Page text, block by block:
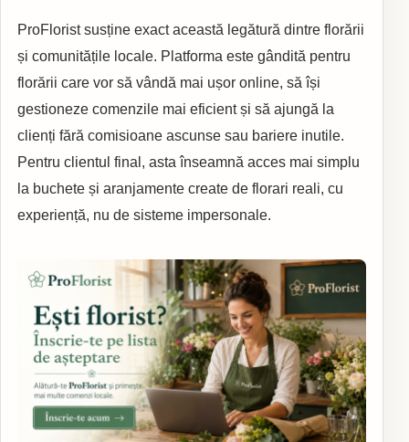
ProFlorist susține exact această legătură dintre florării
și comunitățile locale. Platforma este gândită pentru
florării care vor să vândă mai ușor online, să își
gestioneze comenzile mai eficient și să ajungă la
clienți fără comisioane ascunse sau bariere inutile.
Pentru clientul final, asta înseamnă acces mai simplu
la buchete și aranjamente create de florari reali, cu
experiență, nu de sisteme impersonale.